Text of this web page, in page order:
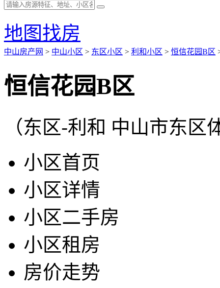
地图找房
中山房产网 > 中山小区 > 东区小区 > 利和小区 > 恒信花园B区
恒信花园B区
（东区-利和 中山市东
小区首页
小区详情
小区二手房
小区租房
房价走势